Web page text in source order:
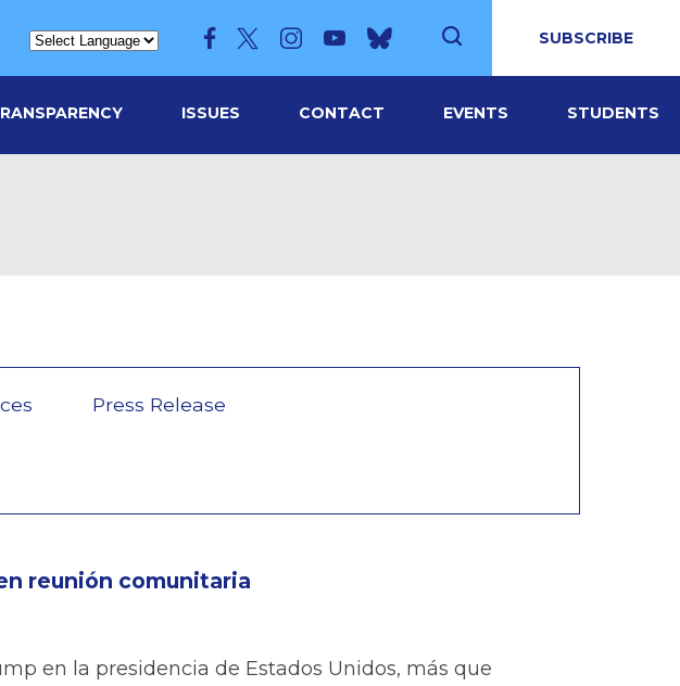
SUBSCRIBE
ISSUES CONTACT EVENTS STUDENTS
Press Release
reunión comunitaria
en la presidencia de Estados Unidos, más que